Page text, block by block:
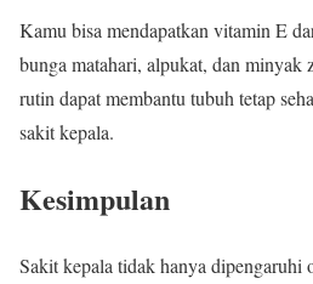
Kamu bisa mendapatkan vitamin E
bunga matahari, alpukat, dan minyak
rutin dapat membantu tubuh tetap
sakit kepala.
Kesimpulan
Sakit kepala tidak hanya dipengaruhi